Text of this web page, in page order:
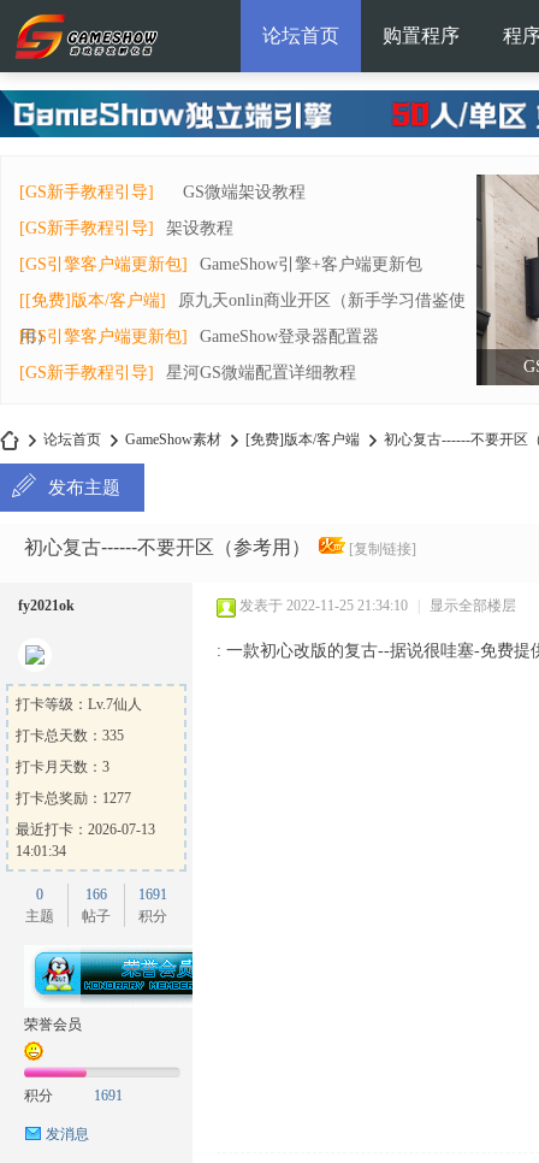
论坛首页 购置程序 程
[GS新手教程引导]
GS微端架设教程
[GS新手教程引导]
架设教程
[GS引擎客户端更新包]
GameShow引擎+客户端更新包
[[免费]版本/客户端]
原九天onlin商业开区（新手学习借鉴使
用）
[GS引擎客户端更新包]
GameShow登录器配置器
[GS新手教程引导]
星河GS微端配置详细教程
me
»
论坛首页 GameShow素材 [免费]版本/客户端
›
初心复古------不要开区
发布主题
初心复古------不要开区（参考用） [复制链接]
fy2021ok
打卡等级：Lv.7仙人
打卡总天数：335
打卡月天数：3
打卡总奖励：1277
最近打卡：2026-07-13
14:01:34
0
主题
166
帖子
1691
积分
荣誉会员
积分 1691
发消息
发表于 2022-11-25 21:34:10 显示全部楼层
: 一款初心改版的复古--据说很哇塞-免费提